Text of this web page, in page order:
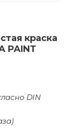
краска
PAINT
DIN